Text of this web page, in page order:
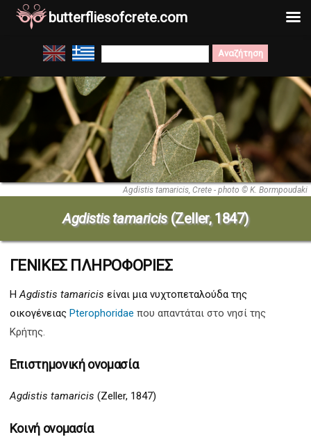
Μετάβαση
στο
περιεχόμενο
Search
for:
Agdistis tamaricis, Crete - photo © K. Bormpoudaki
Agdistis tamaricis(Zeller, 1847)
ΓΕΝΙΚΕΣ ΠΛΗΡΟΦΟΡΙΕΣ
ΗAgdistis tamaricis είναι μια νυχτοπεταλούδα της
οικογένειας Pterophoridae που απαντάται στο νησί της
Κρήτης.
Επιστημονική ονομασία
Agdistis tamaricis (Zeller, 1847)
Κοινή ονομασία
butterfliesofcrete.com